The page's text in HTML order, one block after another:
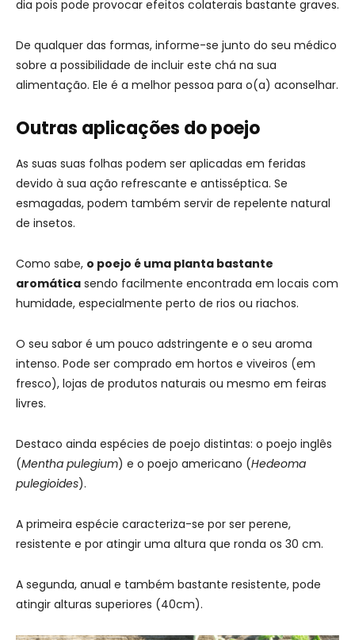
dia pois pode provocar efeitos colaterais bastante graves.
De qualquer das formas, informe-se junto do seu médico
sobre a possibilidade de incluir este chá na sua
alimentação. Ele é a melhor pessoa para o(a) aconselhar.
Outras aplicações do poejo
As suas suas folhas podem ser aplicadas em feridas
devido à sua ação refrescante e antisséptica. Se
esmagadas, podem também servir de repelente natural
de insetos.
Como sabe, o poejo é uma planta bastante
aromática sendo facilmente encontrada em locais com
humidade, especialmente perto de rios ou riachos.
O seu sabor é um pouco adstringente e o seu aroma
intenso. Pode ser comprado em hortos e viveiros (em
fresco), lojas de produtos naturais ou mesmo em feiras
livres.
Destaco ainda espécies de poejo distintas: o poejo inglês
(Mentha pulegium) e o poejo americano (Hedeoma
pulegioides).
A primeira espécie caracteriza-se por ser perene,
resistente e por atingir uma altura que ronda os 30 cm.
A segunda, anual e também bastante resistente, pode
atingir alturas superiores (40cm).